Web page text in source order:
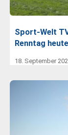
Sport-Welt
Renntag
18. September